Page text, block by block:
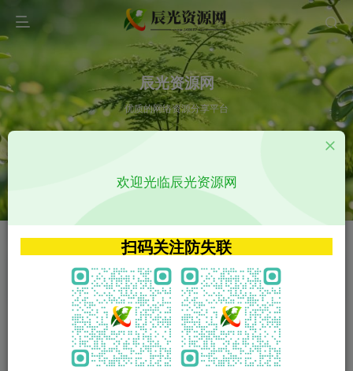
辰光资源网
优质的网络资源分享平台
VIP特权介绍 APP源码
VIP特权介绍
火
VIP特权介绍
影视源码
影视源码
欢迎光临辰光资源网
扫码关注防失联